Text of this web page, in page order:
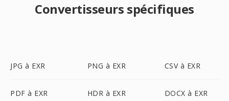
Convertisseurs spécifiques
JPG à EXR PNG à EXR CSV à EXR
PDF à EXR HDR à EXR DOCX à EXR